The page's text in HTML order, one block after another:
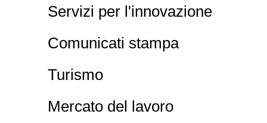
Servizi per l'innovazione
Comunicati stampa
Turismo
Mercato del lavoro